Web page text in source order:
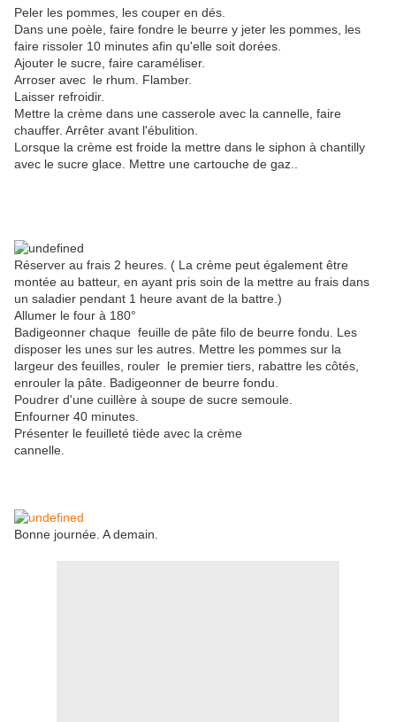
Peler les pommes, les couper en dés.
Dans une poèle, faire fondre le beurre y jeter les pommes, les
faire rissoler 10 minutes afin qu'elle soit dorées.
Ajouter le sucre, faire caraméliser.
Arroser avec le rhum. Flamber.
Laisser refroidir.
Mettre la crème dans une casserole avec la cannelle, faire
chauffer. Arrêter avant l'ébulition.
Lorsque la crème est froide la mettre dans le siphon à chantilly
avec le sucre glace. Mettre une cartouche de gaz..
Réserver au frais 2 heures. ( La crème peut également être
montée au batteur, en ayant pris soin de la mettre au frais dans
un saladier pendant 1 heure avant de la battre.)
Allumer le four à 180°
Badigeonner chaque feuille de pâte filo de beurre fondu. Les
disposer les unes sur les autres. Mettre les pommes sur la
largeur des feuilles, rouler le premier tiers, rabattre les côtés,
enrouler la pâte. Badigeonner de beurre fondu.
Poudrer d'une cuillère à soupe de sucre semoule.
Enfourner 40 minutes.
Présenter le feuilleté tiède avec la crème
cannelle.
Bonne journée. A demain.